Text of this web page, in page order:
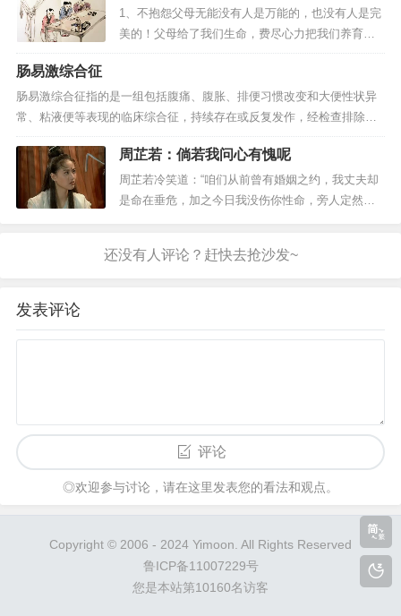
不要责备孩子。此时责备他，孩子带着沮丧失落的
情绪上床，要么夜不成寐，要么噩梦连连。4、饮食
不责：正吃饭的时候不要责备...
1、不抱怨父母无能没有人是万能的，也没有人是完
美的！父母给了我们生命，费尽心力把我们养育成
人，已很不容易，我们要感恩父母辛苦生、养了我
是怎样的妈妈”，应该真诚地说：“我接受，你们就是
这样；我接受，是我选择了你们；我享受你们给予
我的一切。”2、不抱怨父母啰...
肠易激综合征
肠易激综合征指的是一组包括腹痛、腹胀、排便习惯改变和大便性状异
常、粘液便等表现的临床综合征，持续存在或反复发作，经检查排除可
以引起这些症状的器质性疾病。本病是最常见的一种功能性肠道疾病。
很多患者长期受“慢性肠炎”的困惑很多患者患有慢性腹痛、或伴有腹胀、
便秘、腹泻、黏膜液便等症状。去医院做肠镜检查，发...
周芷若：倘若我问心有愧呢
周芷若冷笑道：“咱们从前曾有婚姻之约，我丈夫却
是命在垂危，加之今日我没伤你性命，旁人定然说
问心无愧，旁人言语，理他作甚。”周芷若道：“倘若
发表评论
评论
◎欢迎参与讨论，请在这里发表您的看法和观点。
Copyright © 2006 - 2024 Yimoon. All Rights Reserved
鲁ICP备11007229号
您是本站第10160名访客